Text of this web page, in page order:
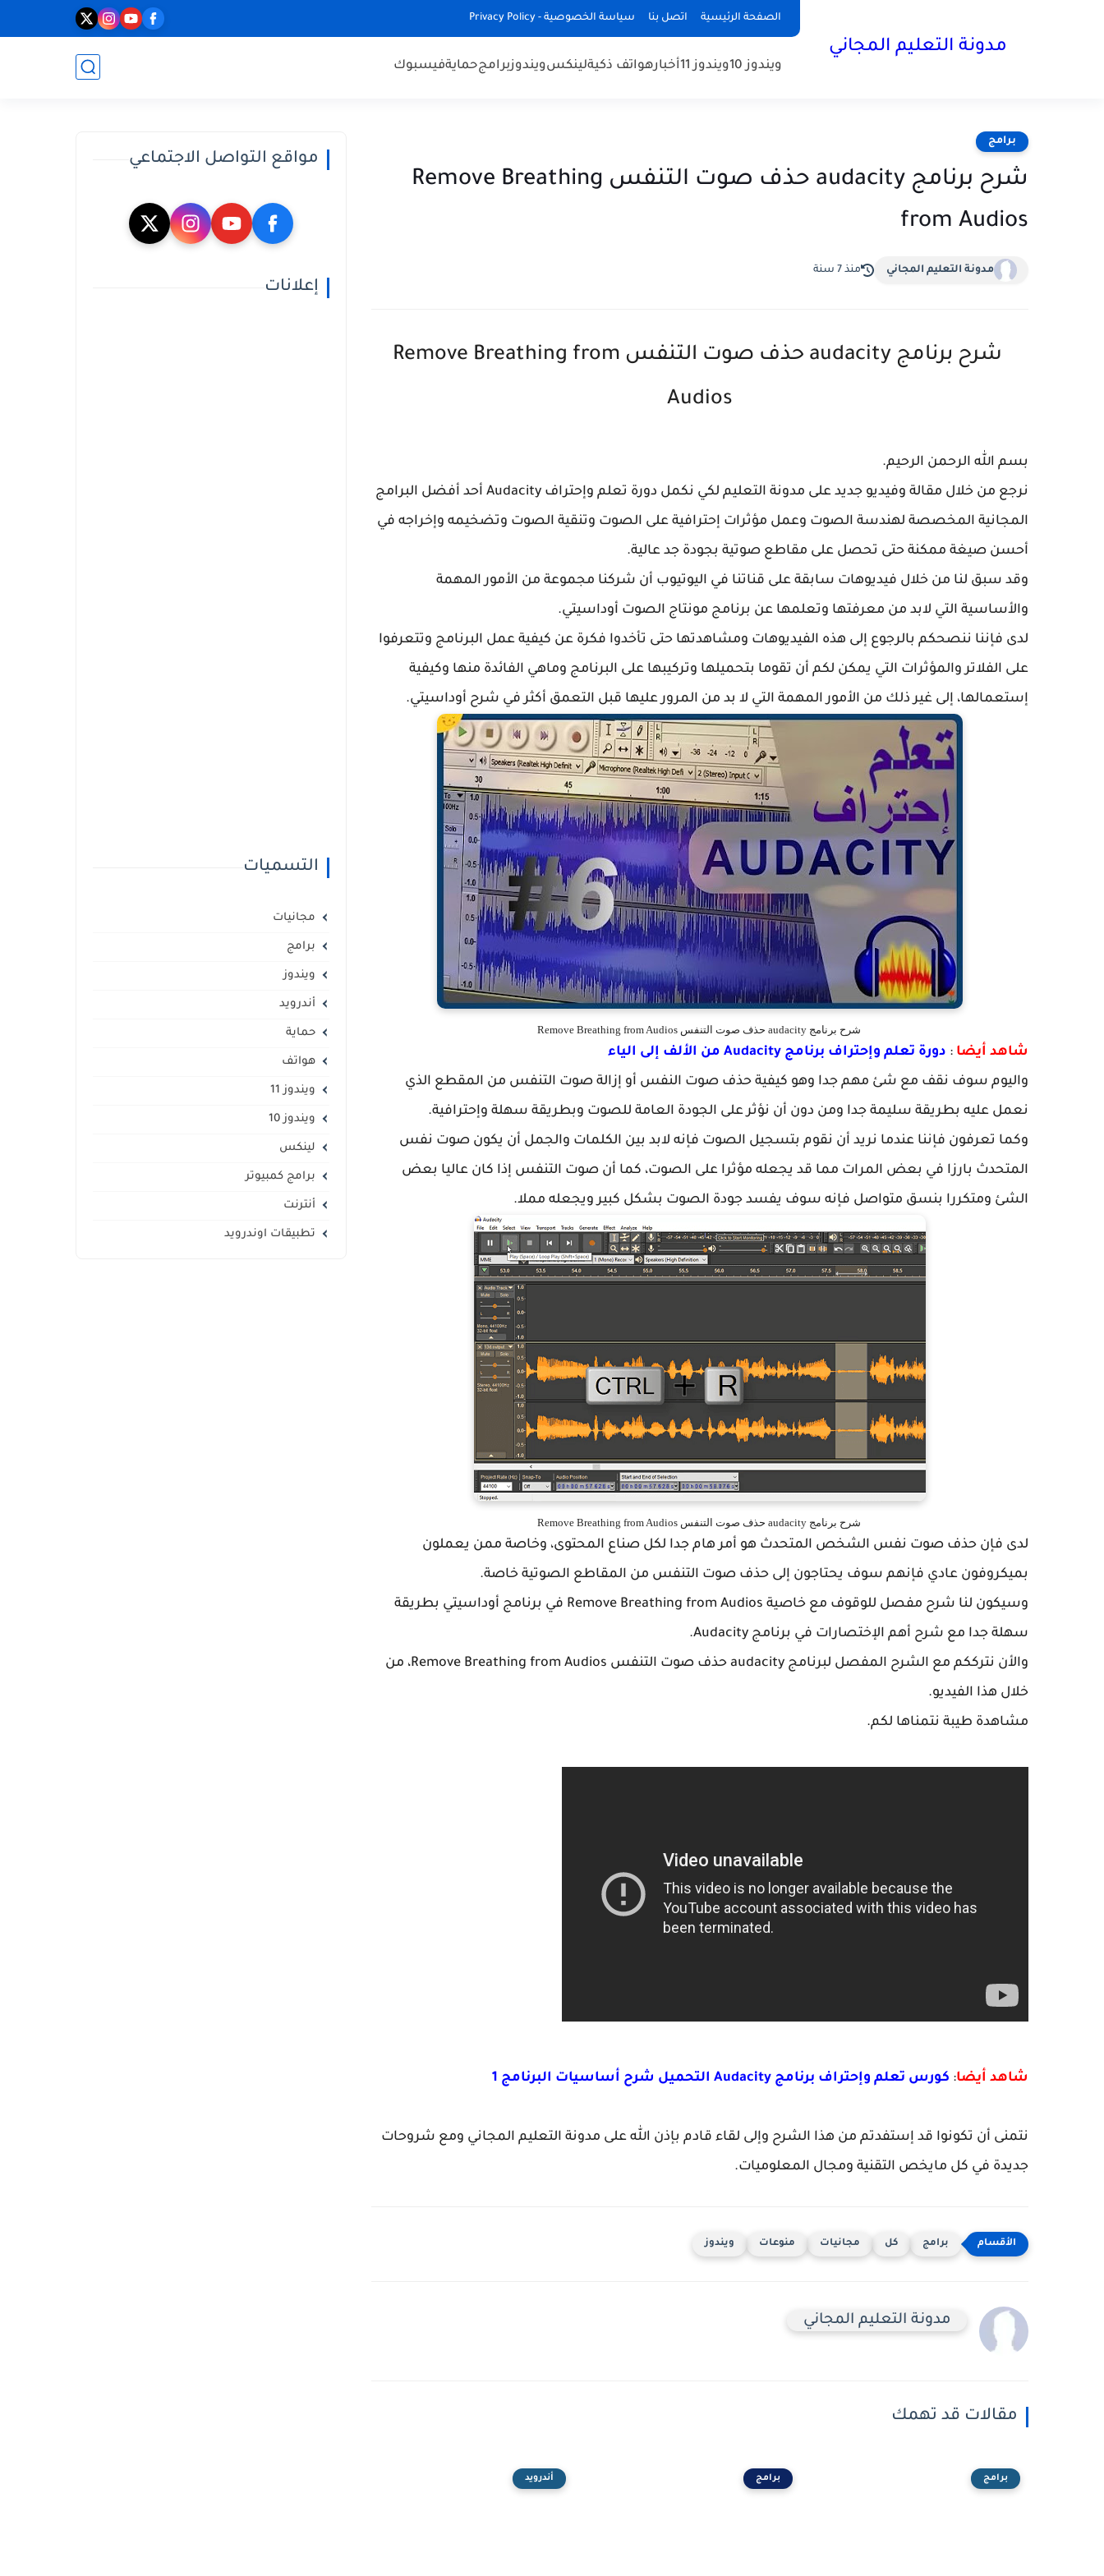
الصفحة الرئيسية اتصل بنا سياسة الخصوصية - Privacy Policy
مدونة التعليم المجاني
ويندوز 10 ويندوز 11 أخبارهواتف ذكيةلينكسويندوزبرامجحمايةفيسبوك
برامج
شرح برنامج audacity حذف صوت التنفس Remove Breathing
from Audios
مدونة التعليم المجاني منذ 7 سنة
شرح برنامج audacity حذف صوت التنفس Remove Breathing from
Audios
بسم الله الرحمن الرحيم.
نرجع من خلال مقالة وفيديو جديد على مدونة التعليم لكي نكمل دورة تعلم وإحتراف Audacity أحد أفضل البرامج
المجانية المخصصة لهندسة الصوت وعمل مؤثرات إحترافية على الصوت وتنقية الصوت وتضخيمه وإخراجه في
أحسن صيغة ممكنة حتى تحصل على مقاطع صوتية بجودة جد عالية.
وقد سبق لنا من خلال فيديوهات سابقة على قناتنا في اليوتيوب أن شركنا مجموعة من الأمور المهمة
والأساسية التي لابد من معرفتها وتعلمها عن برنامج مونتاج الصوت أوداسيتي.
لدى فإننا ننصحكم بالرجوع إلى هذه الفيديوهات ومشاهدتها حتى تأخدوا فكرة عن كيفية عمل البرنامج وتتعرفوا
على الفلاتر والمؤثرات التي يمكن لكم أن تقوما بتحميلها وتركيبها على البرنامج وماهي الفائدة منها وكيفية
إستعمالها، إلى غير ذلك من الأمور المهمة التي لا بد من المرور عليها قبل التعمق أكثر في شرح أوداسيتي.
شرح برنامج audacity حذف صوت التنفس Remove Breathing from Audios
شاهد أيضا : دورة تعلم وإحتراف برنامج Audacity من الألف إلى الياء
واليوم سوف نقف مع شئ مهم جدا وهو كيفية حذف صوت النفس أو إزالة صوت التنفس من المقطع الذي
نعمل عليه بطريقة سليمة جدا ومن دون أن نؤثر على الجودة العامة للصوت وبطريقة سهلة وإحترافية.
وكما تعرفون فإننا عندما نريد أن نقوم بتسجيل الصوت فإنه لابد بين الكلمات والجمل أن يكون صوت نفس
المتحدث بارزا في بعض المرات مما قد يجعله مؤثرا على الصوت، كما أن صوت التنفس إذا كان عاليا بعض
الشئ ومتكررا بنسق متواصل فإنه سوف يفسد جودة الصوت بشكل كبير ويجعله مملا.
شرح برنامج audacity حذف صوت التنفس Remove Breathing from Audios
لدى فإن حذف صوت نفس الشخص المتحدث هو أمر هام جدا لكل صناع المحتوى، وخاصة ممن يعملون
بميكروفون عادي فإنهم سوف يحتاجون إلى حذف صوت التنفس من المقاطع الصوتية خاصة.
وسيكون لنا شرح مفصل للوقوف مع خاصية Remove Breathing from Audios في برنامج أوداسيتي بطريقة
سهلة جدا مع شرح أهم الإختصارات في برنامج Audacity.
والأن نترككم مع الشرح المفصل لبرنامج audacity حذف صوت التنفس Remove Breathing from Audios، من
خلال هذا الفيديو.
مشاهدة طيبة نتمناها لكم.
شاهد أيضا: كورس تعلم وإحتراف برنامج Audacity التحميل شرح أساسيات البرنامج 1
نتمنى أن تكونوا قد إستفدتم من هذا الشرح وإلى لقاء قادم بإذن الله على مدونة التعليم المجاني ومع شروحات
جديدة في كل مايخص التقنية ومجال المعلوميات.
برامج كل مجانيات منوعات ويندوز
مدونة التعليم المجاني
مقالات قد تهمك
برامج برامج أندرويد
مواقع التواصل الاجتماعي
إعلانات
التسميات
مجانيات
برامج
ويندوز
أندرويد
حماية
هواتف
ويندوز 11
ويندوز 10
لينكس
برامج كمبيوتر
أنترنت
تطبيقات اوندرويد